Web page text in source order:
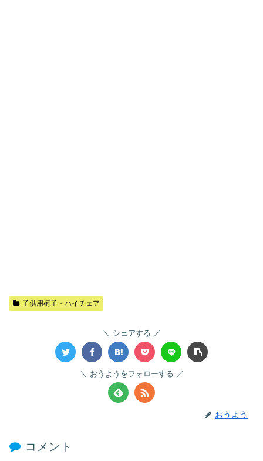
子供用椅子・ハイチェア
シェアする
おうようをフォローする
おうよう
コメント